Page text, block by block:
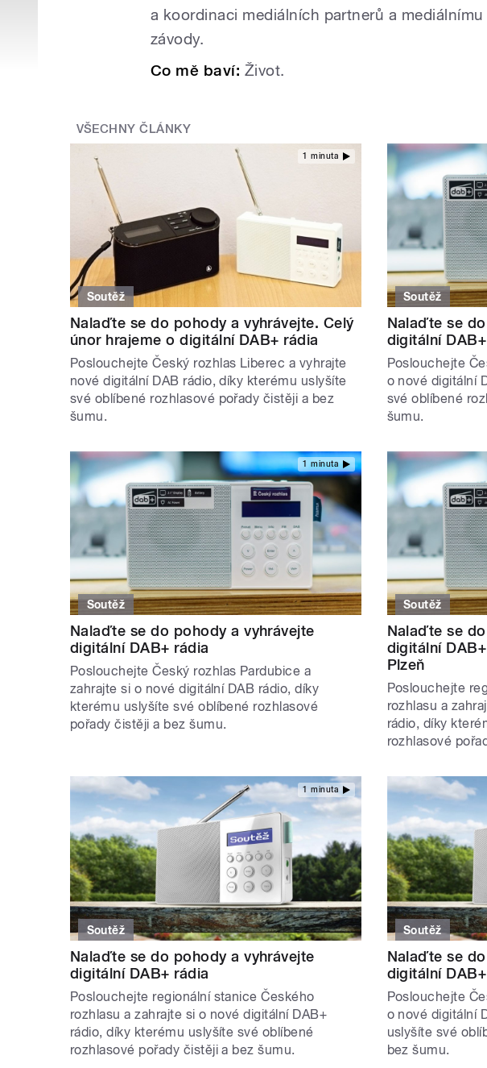
a koordinaci mediálních partnerů a
závody.
Co mě baví: Život.
VŠECHNY ČLÁNKY
1 minuta
Soutěž
Nalaďte se do pohody a vyhrávejte. Celý
únor hrajeme o digitální DAB+ rádia
Poslouchejte Český rozhlas Liberec a vyhrajte
nové digitální DAB rádio, díky kterému uslyšíte
své oblíbené rozhlasové pořady čistěji a bez
šumu.
Soutěž
Nalaďte se
digitální
Poslouchejte
o nové digitální
své oblíbené
šumu.
1 minuta
Soutěž
Nalaďte se do pohody a vyhrávejte
digitální DAB+ rádia
Poslouchejte Český rozhlas Pardubice a
zahrajte si o nové digitální DAB rádio, díky
kterému uslyšíte své oblíbené rozhlasové
pořady čistěji a bez šumu.
Soutěž
Nalaďte se
digitální
Plzeň
Poslouchejte
rozhlasu a
rádio, díky
rozhlasové
1 minuta
Soutěž
Nalaďte se do pohody a vyhrávejte
digitální DAB+ rádia
Poslouchejte regionální stanice Českého
rozhlasu a zahrajte si o nové digitální DAB+
rádio, díky kterému uslyšíte své oblíbené
rozhlasové pořady čistěji a bez šumu.
Soutěž
Nalaďte se
digitální
Poslouchejte
o nové digitální
uslyšíte své
bez šumu.